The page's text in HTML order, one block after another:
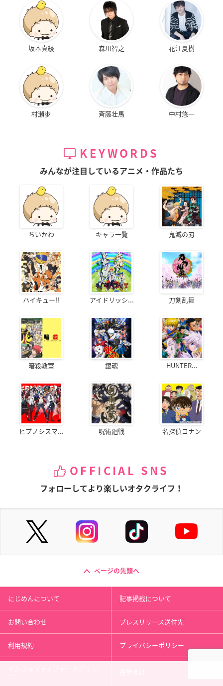
坂本真綾 森川智之 花江夏樹
村瀬歩 斉藤壮馬 中村悠一
KEYWORDS
みんなが注目しているアニメ・作品たち
ちいかわ キャラ一覧 鬼滅の刃
ハイキュー!! アイドリッシ... 刀剣乱舞
暗殺教室 銀魂 HUNTER...
ヒプノシスマ... 呪術廻戦 名探偵コナン
OFFICIAL SNS
フォローしてより楽しいオタクライフ！
ページの先頭へ
にじめんについて 記事掲載について
お問い合わせ プレスリリース送付先
利用規約 プライバシーポリシー